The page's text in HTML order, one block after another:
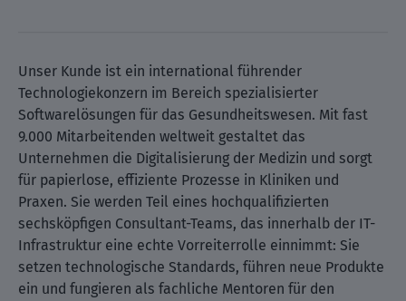
Unser Kunde ist ein international führender
Technologiekonzern im Bereich spezialisierter
Softwarelösungen für das Gesundheitswesen. Mit fast
9.000 Mitarbeitenden weltweit gestaltet das
Unternehmen die Digitalisierung der Medizin und sorgt
für papierlose, effiziente Prozesse in Kliniken und
Praxen. Sie werden Teil eines hochqualifizierten
sechsköpfigen Consultant-Teams, das innerhalb der IT-
Infrastruktur eine echte Vorreiterrolle einnimmt: Sie
setzen technologische Standards, führen neue Produkte
ein und fungieren als fachliche Mentoren für den